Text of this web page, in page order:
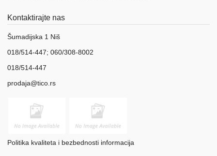
Kontaktirajte nas
Šumadijska 1 Niš
018/514-447; 060/308-8002
018/514-447
prodaja@tico.rs
Politika kvaliteta i bezbednosti informacija